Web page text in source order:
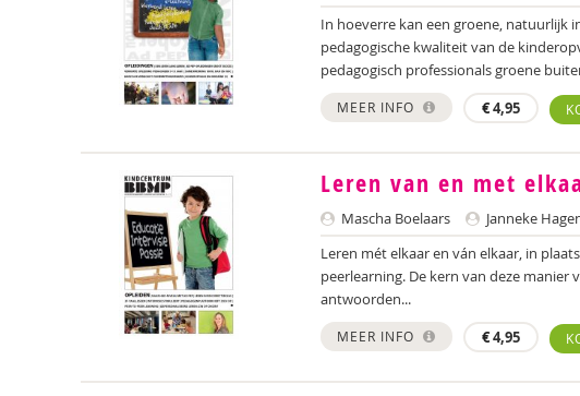
In hoeverre kan een groene, natuurlijk
pedagogische kwaliteit van de
pedagogisch professionals groene
MEER INFO €4,95
Leren van en met
Mascha Boelaars
Janneke
Leren mét elkaar en ván elkaar, in
peerlearning. De kern van deze manier
antwoorden...
MEER INFO €4,95